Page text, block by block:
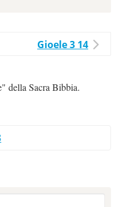
Gioele 3 14
della Sacra Bibbia.